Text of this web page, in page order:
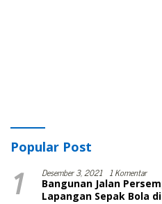
Popular Post
1 Desember 3, 2021 1 Komentar
Bangunan Jalan
Lapangan Sepak Bola